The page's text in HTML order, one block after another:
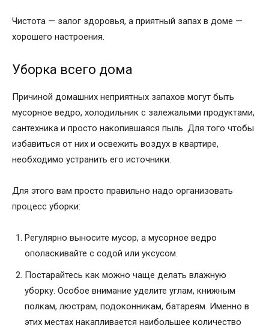
Чистота — залог здоровья, а приятный запах в доме —
хорошего настроения.
Уборка всего дома
Причиной домашних неприятных запахов могут быть
мусорное ведро, холодильник с залежалыми продуктами,
сантехника и просто накопившаяся пыль. Для того чтобы
избавиться от них и освежить воздух в квартире,
необходимо устранить его источники.
Для этого вам просто правильно надо организовать
процесс уборки:
Регулярно выносите мусор, а мусорное ведро
ополаскивайте с содой или уксусом.
Постарайтесь как можно чаще делать влажную
уборку. Особое внимание уделите углам, книжным
полкам, люстрам, подоконникам, батареям. Именно в
этих местах накапливается наибольшее количество